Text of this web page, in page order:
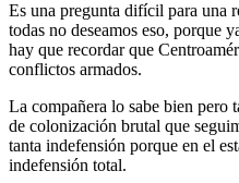
Es una pregunta difícil para una
todas no deseamos eso, porque
hay que recordar que
conflictos armados.
La compañera lo sabe bien pero
de colonización brutal que
tanta indefensión porque en el
indefensión total.